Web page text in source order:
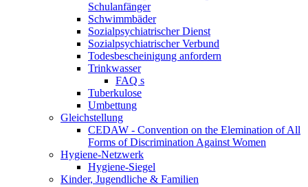
Schulanfänger
Schwimmbäder
Sozialpsychiatrischer Dienst
Sozialpsychiatrischer Verbund
Todesbescheinigung anfordern
Trinkwasser
FAQ s
Tuberkulose
Umbettung
Gleichstellung
CEDAW - Convention on the Elemination of All
Forms of Discrimination Against Women
Hygiene-Netzwerk
Hygiene-Siegel
Kinder, Jugendliche & Familien